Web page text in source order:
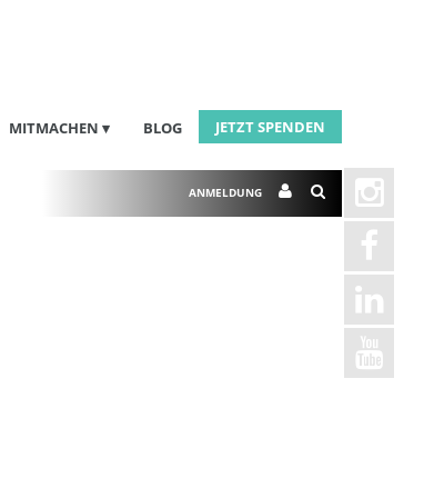
MITMACHEN BLOG JETZT SPENDEN
ANMELDUNG